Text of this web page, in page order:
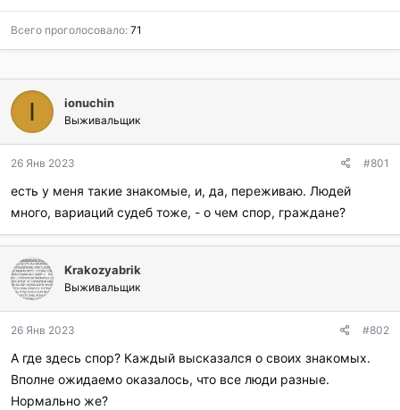
Всего проголосовало 71
I ionuchin
Выживальщик
26 Янв 2023 #801
есть у меня такие знакомые, и, да, переживаю. Людей
много, вариаций судеб тоже, - о чем спор, граждане?
Krakozyabrik
Выживальщик
26 Янв 2023 #802
А где здесь спор? Каждый высказался о своих знакомых.
Вполне ожидаемо оказалось, что все люди разные.
Нормально же?